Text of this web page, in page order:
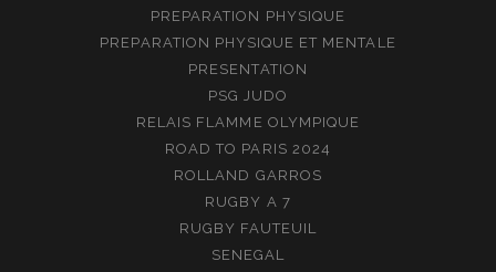
PREPARATION PHYSIQUE
PREPARATION PHYSIQUE ET MENTALE
PRESENTATION
PSG JUDO
RELAIS FLAMME OLYMPIQUE
ROAD TO PARIS 2024
ROLLAND GARROS
RUGBY A 7
RUGBY FAUTEUIL
SENEGAL